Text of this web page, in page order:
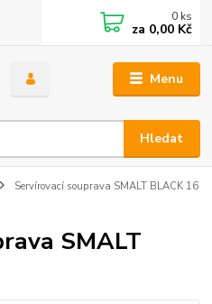
Menu
Hledat
0 ks
za 0,00 Kč
Servírovací souprava SMALT BLACK 16
SMALT